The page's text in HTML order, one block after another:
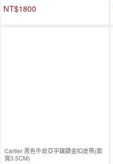
NT$1800
Cartier 黑色牛皮亞字鑲鑽金扣皮帶(面
寬3.5CM)